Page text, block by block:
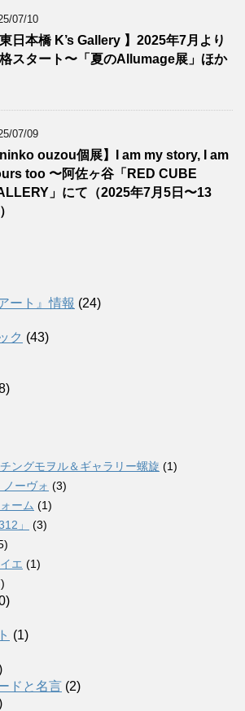
07/10
東日本橋 K’s Gallery 】2025年7月より
スタート〜「夏のAllumage展」ほか
07/09
ninko ouzou個展】I am my story, I am
too 〜阿佐ヶ谷「RED CUBE
」にて（2025年7月5日〜13
ート』情報 (24)
ク (43)
ングモヲル＆ギャラリー螺旋 (1)
ーヴォ (3)
ーム (1)
」
(3)
エ (1)
(1)
ドと名言 (2)